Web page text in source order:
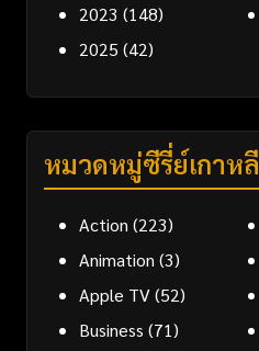
2023 (148)
2025 (42)
หมวดหมู่ซีรี่ย์เกาหลี
Action (223)
Animation (3)
Apple TV(52)
Business (71)